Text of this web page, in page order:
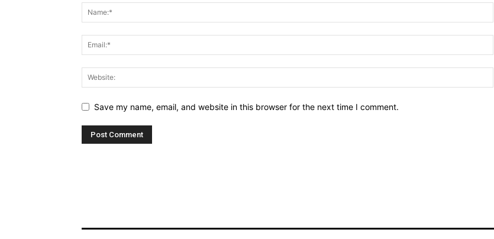
Save my name, email, and website in this browser for the next time I comment.